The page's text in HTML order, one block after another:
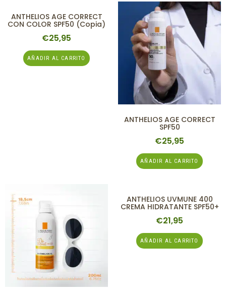
ANTHELIOS AGE CORRECT
CON COLOR SPF50 (copia)
€25,95
AÑADIR AL CARRITO
ANTHELIOS AGE CORRECT
SPF50
€25,95
AÑADIR AL CARRITO
ANTHELIOS UVMUNE 400
CREMA HIDRATANTE SPF50+
€21,95
AÑADIR AL CARRITO